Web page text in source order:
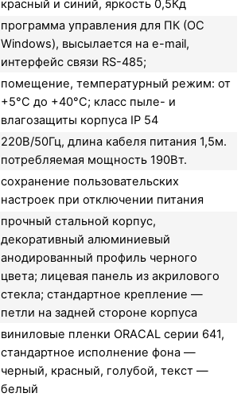
красный и синий, яркость 0,5Кд
программа управления для ПК (ОС
Windows), высылается на e-mail,
интерфейс связи RS-485;
помещение, температурный режим: от
+5°C до +40°C; класс пыле- и
влагозащиты корпуса IP 54
220В/50Гц, длина кабеля питания 1,5м.
потребляемая мощность 190Вт.
сохранение пользовательских
настроек при отключении питания
прочный стальной корпус,
декоративный алюминиевый
анодированный профиль черного
цвета; лицевая панель из акрилового
стекла; стандартное крепление —
петли на задней стороне корпуса
виниловые пленки ORACAL серии 641,
стандартное исполнение фона —
черный, красный, голубой, текст —
белый